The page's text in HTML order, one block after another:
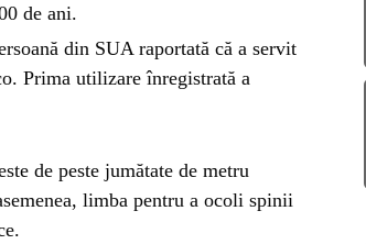
de ani.
din SUA raportată că a servit
Prima utilizare înregistrată a
de peste jumătate de metru
limba pentru a ocoli spinii